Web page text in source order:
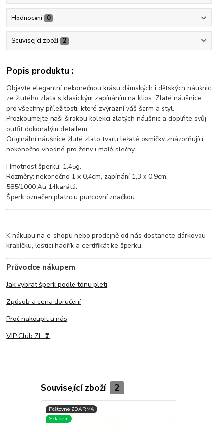
Hodnocení 0
Související zboží 2
Popis produktu :
Objevte elegantní nekonečnou krásu dámských i dětských náušnic
ze žlutého zlata s klasickým zapínáním na klips. Zlaté náušnice
pro všechny příležitosti, které zvýrazní váš šarm a styl.
Prozkoumejte naši širokou kolekci zlatých náušnic a doplňte svůj
outfit dokonalým detailem.
Originální náušnice žluté zlato tvaru ležaté osmičky znázorňující
nekonečno vhodné pro ženy i malé slečny.
Hmotnost šperku: 1,45g.
Rozměry: nekonečno 1 x 0,4cm, zapínání 1,3 x 0,9cm.
585/1000 Au 14karátů.
Šperk označen platnou puncovní značkou.
K nákupu na e-shopu nebo prodejně od nás dostanete dárkovou
krabičku, leštící hadřík a certifikát ke šperku.
Průvodce nákupem
Jak vybrat šperk podle tónu pleti
Způsob a cena doručení
Proč nakoupit u nás
VIP Club ZL ❣
Související zboží 2